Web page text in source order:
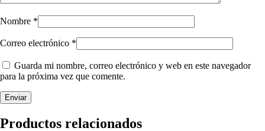
Nombre *
Correo electrónico *
Guarda mi nombre, correo electrónico y web en este navegador
para la próxima vez que comente.
Productos relacionados